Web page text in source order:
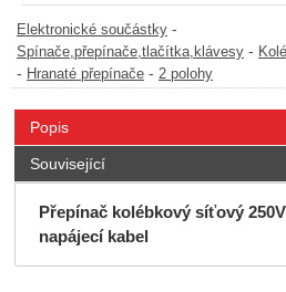
Elektronické součástky -
Spínače,přepínače,tlačítka,klávesy -
- Hranaté přepínače - 2 polohy
Popis
Související
Přepínač kolébkový síťový
napájecí kabel